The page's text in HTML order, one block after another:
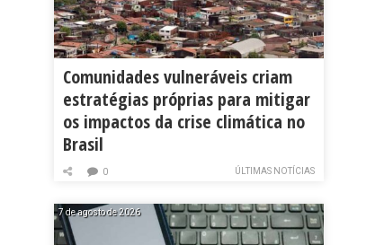
Comunidades vulneráveis criam
estratégias próprias para mitigar
os impactos da crise climática no
Brasil
ÚLTIMAS NOTÍCIAS
0
7 de agosto de 2026